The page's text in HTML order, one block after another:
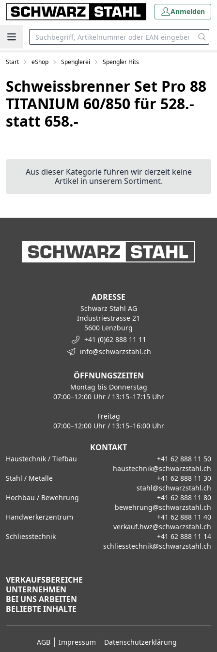
Anmelden
Start eShop Spenglerei Spengler Hits
Schweissbrenner Set Pro 88
TITANIUM 60/850 für 528.-
statt 658.-
Aus dieser Kategorie führen wir derzeit keine
Artikel in unserem Sortiment.
ADRESSE
Schwarz Stahl AG
Industriestrasse 21
5600 Lenzburg
+41 (0)62 888 11 11
info@schwarzstahl.ch
ÖFFNUNGSZEITEN
Montag bis Donnerstag
07:00–12:00 Uhr / 13:15–17:15 Uhr
Freitag
07:00–12:00 Uhr / 13:15–16:00 Uhr
KONTAKT
Haustechnik / Tiefbau
+41 62 888 11 50
haustechnik@schwarzstahl.ch
Stahl / Metalle
+41 62 888 11 30
stahl@schwarzstahl.ch
Hochbau / Bewehrung
+41 62 888 11 80
bewehrung@schwarzstahl.ch
Handwerkerzentrum
+41 62 888 11 40
verkauf.hwz@schwarzstahl.ch
Schliesstechnik
+41 62 888 11 14
schliesstechnik@schwarzstahl.ch
VERKAUFSBEREICHE
UNTERNEHMEN
BEI UNS ARBEITEN
BELIEBTE INHALTE
AGB Impressum Datenschutzerklärung